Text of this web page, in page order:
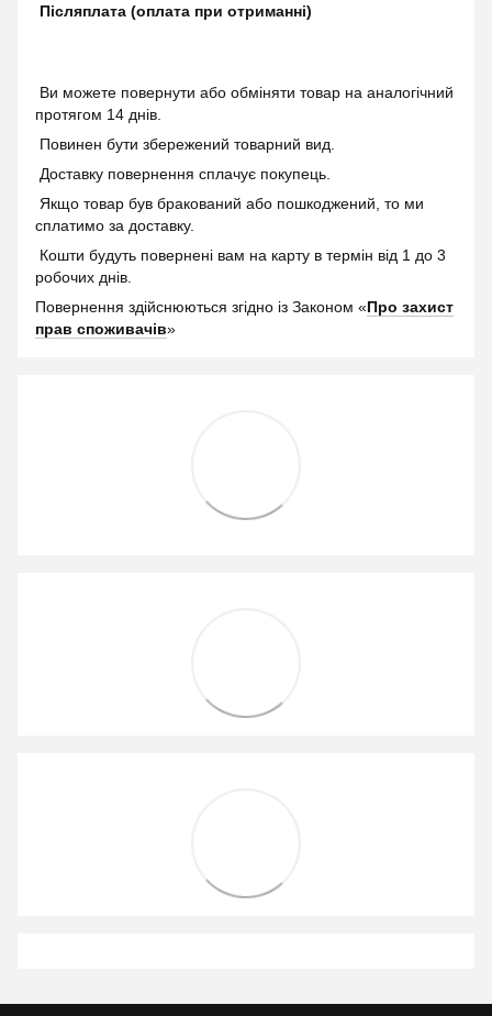
Післяплата (оплата при отриманні)
Ви можете повернути або обміняти товар на аналогічний
протягом 14 днів.
Повинен бути збережений товарний вид.
Доставку повернення сплачує покупець.
Якщо товар був бракований або пошкоджений, то ми
сплатимо за доставку.
Кошти будуть повернені вам на карту в термін від 1 до 3
робочих днів.
Повернення здійснюються згідно із Законом «Про захист
прав споживачів»